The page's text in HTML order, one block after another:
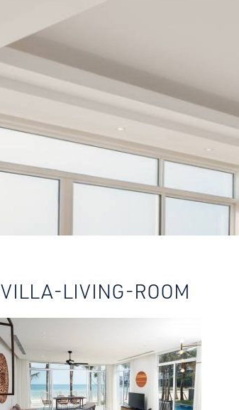
VILLA-LIVING-ROOM